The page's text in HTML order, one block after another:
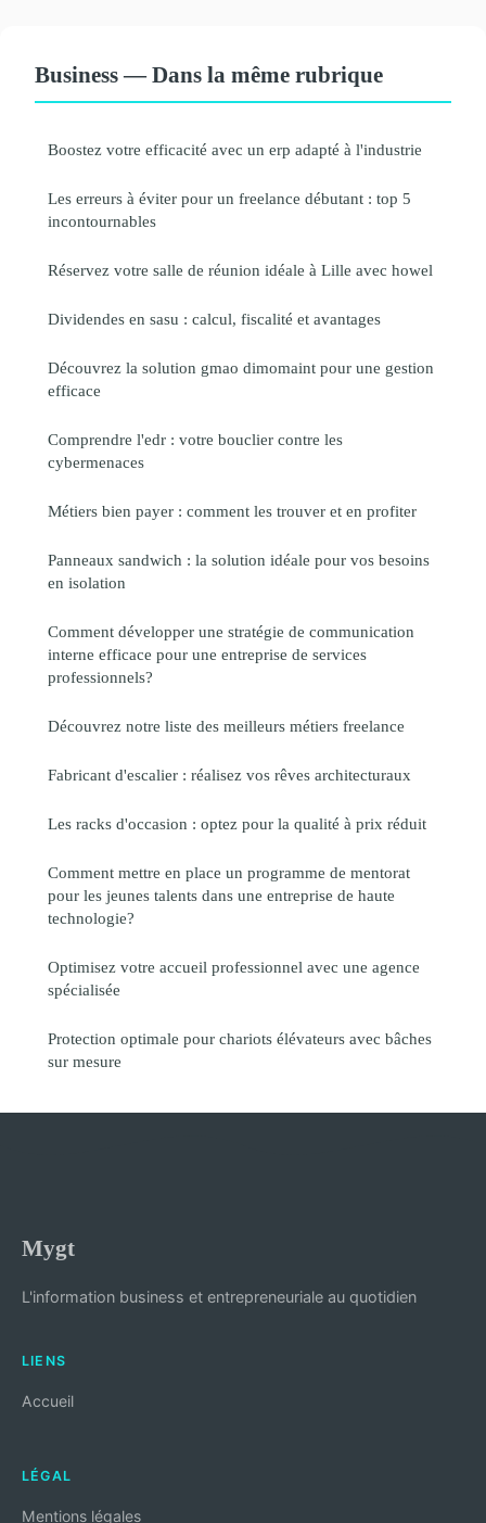
Business — Dans la même rubrique
Boostez votre efficacité avec un erp adapté à l'industrie
Les erreurs à éviter pour un freelance débutant : top 5
incontournables
Réservez votre salle de réunion idéale à Lille avec howel
Dividendes en sasu : calcul, fiscalité et avantages
Découvrez la solution gmao dimomaint pour une gestion
efficace
Comprendre l'edr : votre bouclier contre les
cybermenaces
Métiers bien payer : comment les trouver et en profiter
Panneaux sandwich : la solution idéale pour vos besoins
en isolation
Comment développer une stratégie de communication
interne efficace pour une entreprise de services
professionnels?
Découvrez notre liste des meilleurs métiers freelance
Fabricant d'escalier : réalisez vos rêves architecturaux
Les racks d'occasion : optez pour la qualité à prix réduit
Comment mettre en place un programme de mentorat
pour les jeunes talents dans une entreprise de haute
technologie?
Optimisez votre accueil professionnel avec une agence
spécialisée
Protection optimale pour chariots élévateurs avec bâches
sur mesure
Mygt
L'information business et entrepreneuriale au quotidien
LIENS
Accueil
LÉGAL
Mentions légales